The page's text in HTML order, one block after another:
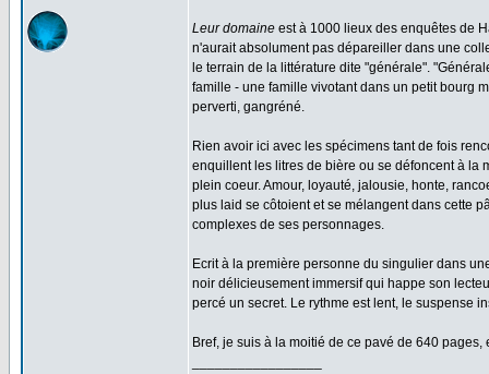
Leur domaine est à 1000 lieux des enquêtes de
n'aurait absolument pas dépareiller dans une
le terrain de la littérature dite "générale".
famille - une famille vivotant dans un petit bourg
perverti, gangréné.
Rien avoir ici avec les spécimens tant de fois
enquillent les litres de bière ou se défoncent à la
plein coeur. Amour, loyauté, jalousie, honte,
plus laid se côtoient et se mélangent dans cette
complexes de ses personnages.
Ecrit à la première personne du singulier dans
noir délicieusement immersif qui happe son
percé un secret. Le rythme est lent, le suspense
Bref, je suis à la moitié de ce pavé de 640